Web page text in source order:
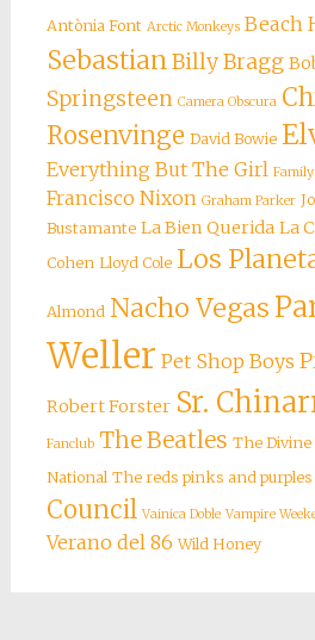
Antònia Font Arctic Monkeys Beach
SebastianBilly Bragg
Springsteen Camera Obscura
Rosenvinge David Bowie
Everything But The Girl Family
Francisco Nixon Graham Parker
Bustamante La Bien Querida La
Cohen Lloyd Cole Los
Almond Nacho Vegas
Weller Pet Shop Boys
Robert Forster Sr.
Fanclub The Beatles The Divine
National The reds pinks and purples
Council Vainica Doble Vampire
Verano del 86 Wild Honey